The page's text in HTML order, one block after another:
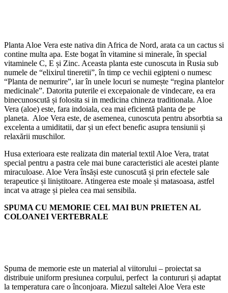
Planta Aloe Vera este nativa din Africa de Nord, arata ca un cactus si
contine multa apa. Este bogat în vitamine si minerale, în special
vitaminele C, E și Zinc. Aceasta planta este cunoscuta in Rusia sub
numele de “elixirul tineretii”, în timp ce vechii egipteni o numesc
“Planta de nemurire”, iar în unele locuri se numește “regina plantelor
medicinale”. Datorita puterile ei excepaionale de vindecare, ea era
binecunoscută și folosita si in medicina chineza traditionala. Aloe
Vera (aloe) este, fara indoiala, cea mai eficientă planta de pe
planeta. Aloe Vera este, de asemenea, cunoscuta pentru absorbtia sa
excelenta a umiditatii, dar și un efect benefic asupra tensiunii și
relaxării muschilor.
Husa exterioara este realizata din material textil Aloe Vera, tratat
special pentru a pastra cele mai bune caracteristici ale acestei plante
miraculoase. Aloe Vera însăși este cunoscută și prin efectele sale
terapeutice și liniștitoare. Atingerea este moale și matasoasa, astfel
incat va atrage și pielea cea mai sensibila.
SPUMA CU MEMORIE CEL MAI BUN PRIETEN AL
COLOANEI VERTEBRALE
Spuma de memorie este un material al viitorului – proiectat sa
distribuie uniform presiunea corpului, perfect la contururi și adaptat
la temperatura care o înconjoara. Miezul saltelei Aloe Vera este